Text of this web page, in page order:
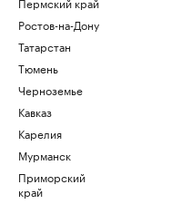
Ростов-на-Дону
Татарстан
Тюмень
Черноземье
Кавказ
Карелия
Мурманск
Приморский
край